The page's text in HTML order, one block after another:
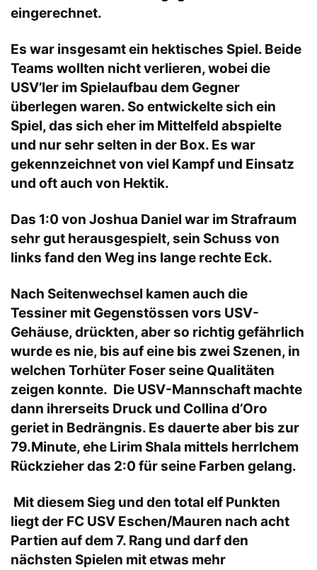
eingerechnet.
Es war insgesamt ein hektisches Spiel. Beide
Teams wollten nicht verlieren, wobei die
USV’ler im Spielaufbau dem Gegner
überlegen waren. So entwickelte sich ein
Spiel, das sich eher im Mittelfeld abspielte
und nur sehr selten in der Box. Es war
gekennzeichnet von viel Kampf und Einsatz
und oft auch von Hektik.
Das 1:0 von Joshua Daniel war im Strafraum
sehr gut herausgespielt, sein Schuss von
links fand den Weg ins lange rechte Eck.
Nach Seitenwechsel kamen auch die
Tessiner mit Gegenstössen vors USV-
Gehäuse, drückten, aber so richtig gefährlich
wurde es nie, bis auf eine bis zwei Szenen, in
welchen Torhüter Foser seine Qualitäten
zeigen konnte. Die USV-Mannschaft machte
dann ihrerseits Druck und Collina d’Oro
geriet in Bedrängnis. Es dauerte aber bis zur
79.Minute, ehe Lirim Shala mittels herrlchem
Rückzieher das 2:0 für seine Farben gelang.
Mit diesem Sieg und den total elf Punkten
liegt der FC USV Eschen/Mauren nach acht
Partien auf dem 7. Rang und darf den
nächsten Spielen mit etwas mehr